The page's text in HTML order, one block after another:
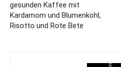
gesunden Kaffee mit
Kardamom und Blumenkohl,
Risotto und Rote Bete